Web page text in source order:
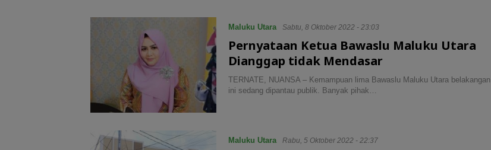
Maluku Utara Sabtu, 8 Oktober 2022 - 23:03
Pernyataan Ketua Bawaslu Maluku Utara
Dianggap tidak Mendasar
TERNATE, NUANSA – Kemampuan lima Bawaslu Maluku Utara belakangan
ini sedang dipantau publik. Banyak pihak…
Maluku Utara Rabu, 5 Oktober 2022 - 22:37